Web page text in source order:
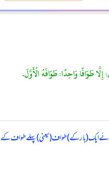
إِلَّا طَوَافًا وَاحِدًا: طَوَافَهُ الْأَوَّلَ.
ایک (بار کے) طواف (یعنی) پہلے طواف